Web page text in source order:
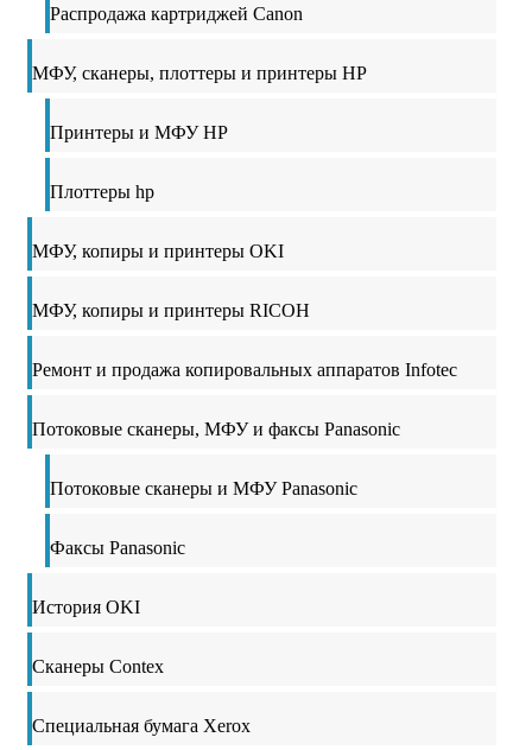
Распродажа картриджей Canon
МФУ, сканеры, плоттеры и принтеры HP
Принтеры и МФУ HP
Плоттеры hp
МФУ, копиры и принтеры OKI
МФУ, копиры и принтеры RICOH
Ремонт и продажа копировальных аппаратов Infotec
Потоковые сканеры, МФУ и факсы Panasonic
Потоковые сканеры и МФУ Panasonic
Факсы Panasonic
История OKI
Сканеры Contex
Специальная бумага Xerox